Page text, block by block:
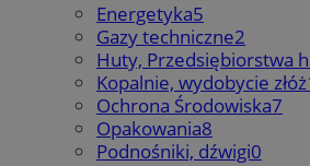
Energetyka5
Gazy techniczne2
Huty, Przedsiębiorstwa
Kopalnie, wydobycie złóż
Ochrona Środowiska7
Opakowania8
Podnośniki, dźwigi0